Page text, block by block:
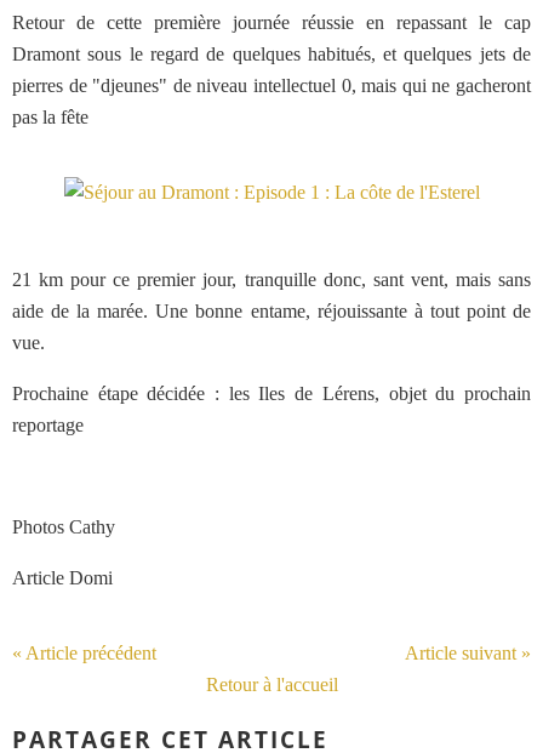
Retour de cette première journée réussie en repassant le cap
Dramont sous le regard de quelques habitués, et quelques jets de
pierres de "djeunes" de niveau intellectuel 0, mais qui ne gacheront
pas la fête
21 km pour ce premier jour, tranquille donc, sant vent, mais sans
aide de la marée. Une bonne entame, réjouissante à tout point de
vue.
Prochaine étape décidée : les Iles de Lérens, objet du prochain
reportage
Photos Cathy
Article Domi
« Article précédent
Article suivant »
Retour à l'accueil
PARTAGER CET ARTICLE